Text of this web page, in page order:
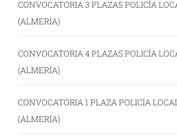
CONVOCATORIA 3 PLAZAS POLICÍA
(ALMERÍA)
CONVOCATORIA 4 PLAZAS POLICÍA
(ALMERÍA)
CONVOCATORIA 1 PLAZA POLICÍA
(ALMERÍA)